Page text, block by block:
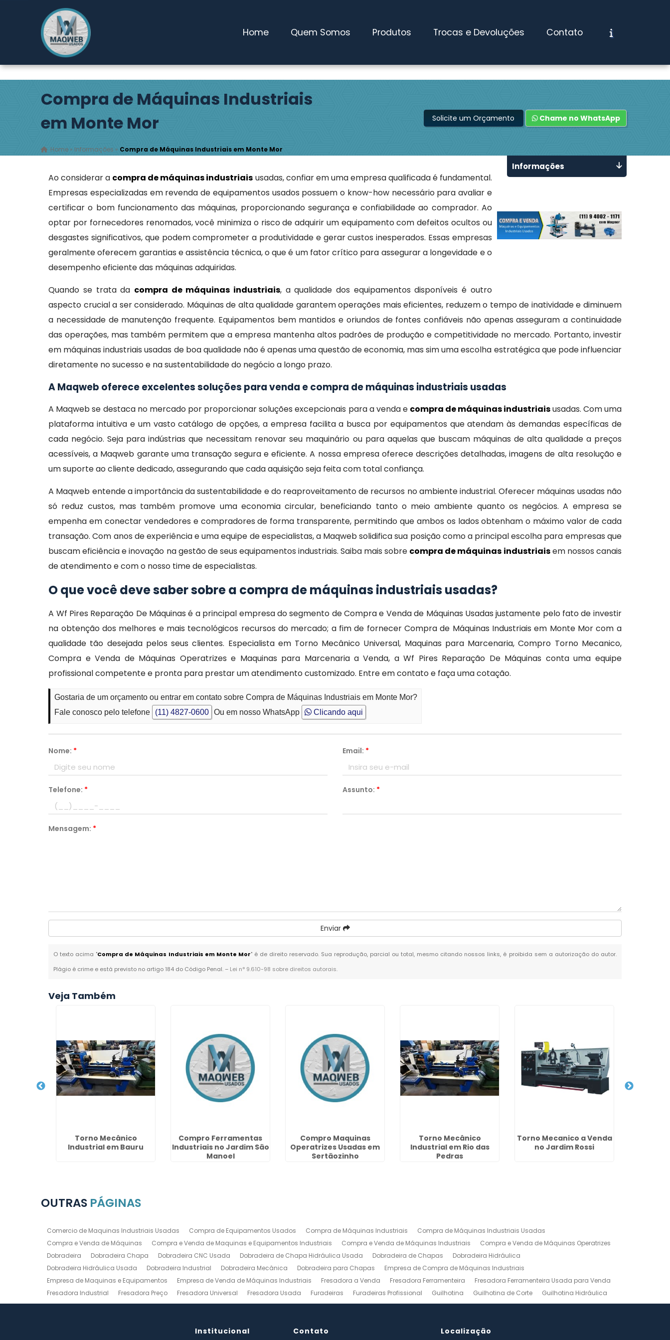
Rodovia Índio Tibiriçá, 2149 - Pouso Alegre - Ribeirão Pires / SP
Compra de Máquinas Industriais
em Monte Mor
Home » Informações » Compra de Máquinas Industriais em Monte Mor
Solicite um Orçamento Chame no WhatsApp
Ao considerar a compra de máquinas industriais usadas, confiar em uma empresa qualificada é fundamental.
Empresas especializadas em revenda de equipamentos usados possuem o know-how necessário para avaliar e
certificar o bom funcionamento das máquinas, proporcionando segurança e confiabilidade ao comprador. Ao
optar por fornecedores renomados, você minimiza o risco de adquirir um equipamento com defeitos ocultos ou
desgastes significativos, que podem comprometer a produtividade e gerar custos inesperados. Essas empresas
geralmente oferecem garantias e assistência técnica, o que é um fator crítico para assegurar a longevidade e o
desempenho eficiente das máquinas adquiridas.
Quando se trata da compra de máquinas industriais, a qualidade dos equipamentos disponíveis é outro
aspecto crucial a ser considerado. Máquinas de alta qualidade garantem operações mais eficientes, reduzem o tempo de inatividade e diminuem
a necessidade de manutenção frequente. Equipamentos bem mantidos e oriundos de fontes confiáveis não apenas asseguram a continuidade
das operações, mas também permitem que a empresa mantenha altos padrões de produção e competitividade no mercado. Portanto, investir
em máquinas industriais usadas de boa qualidade não é apenas uma questão de economia, mas sim uma escolha estratégica que pode influenciar
diretamente no sucesso e na sustentabilidade do negócio a longo prazo.
A Maqweb oferece excelentes soluções para venda e compra de máquinas industriais usadas
A Maqweb se destaca no mercado por proporcionar soluções excepcionais para a venda e compra de máquinas industriaisusadas. Com uma
plataforma intuitiva e um vasto catálogo de opções, a empresa facilita a busca por equipamentos que atendam às demandas específicas de
cada negócio. Seja para indústrias que necessitam renovar seu maquinário ou para aquelas que buscam máquinas de alta qualidade a preços
acessíveis, a Maqweb garante uma transação segura e eficiente. A nossa empresa oferece descrições detalhadas, imagens de alta resolução e
um suporte ao cliente dedicado, assegurando que cada aquisição seja feita com total confiança.
A Maqweb entende a importância da sustentabilidade e do reaproveitamento de recursos no ambiente industrial. Oferecer máquinas usadas não
só reduz custos, mas também promove uma economia circular, beneficiando tanto o meio ambiente quanto os negócios. A empresa se
empenha em conectar vendedores e compradores de forma transparente, permitindo que ambos os lados obtenham o máximo valor de cada
transação. Com anos de experiência e uma equipe de especialistas, a Maqweb solidifica sua posição como a principal escolha para empresas que
buscam eficiência e inovação na gestão de seus equipamentos industriais. Saiba mais sobre compra de máquinas industriaisem nossos canais
de atendimento e com o nosso time de especialistas.
O que você deve saber sobre a compra de máquinas industriais usadas?
A Wf Pires Reparação De Máquinas é a principal empresa do segmento de Compra e Venda de Máquinas Usadas justamente pelo fato de investir
na obtenção dos melhores e mais tecnológicos recursos do mercado; a fim de fornecer Compra de Máquinas Industriais em Monte Mor com a
qualidade tão desejada pelos seus clientes. Especialista em Torno Mecânico Universal, Maquinas para Marcenaria, Compro Torno Mecanico,
Compra e Venda de Máquinas Operatrizes e Maquinas para Marcenaria a Venda, a Wf Pires Reparação De Máquinas conta uma equipe
profissional competente e pronta para prestar um atendimento customizado. Entre em contato e faça uma cotação.
Gostaria de um orçamento ou entrar em contato sobre Compra de Máquinas Industriais em Monte Mor?
Fale conosco pelo telefone
(11) 4827-0600 Ou em nosso WhatsApp Clicando aqui
Nome: * Email: *
Telefone: * Assunto: *
Mensagem: *
Enviar
O texto acima "Compra de Máquinas Industriais em Monte Mor" é de direito reservado. Sua reprodução, parcial ou total, mesmo citando nossos links, é proibida sem a autorização do autor.
Plágio é crime e está previsto no artigo 184 do Código Penal. – Lei n° 9.610-98 sobre direitos autorais.
Informações
Veja Também
Torno Mecânico
Industrial em Bauru
Compro Ferramentas
Industriais no Jardim São
Manoel
Compro Maquinas
Operatrizes Usadas em
Sertãozinho
Torno Mecânico
Industrial em Rio das
Pedras
Torno Mecanico a Venda
no Jardim Rossi
OUTRAS PÁGINAS
Comercio de Maquinas Industriais Usadas Compra de Equipamentos Usados Compra de Máquinas Industriais
Compra de Máquinas Industriais Usadas
Compra e Venda de Máquinas
Compra e Venda de Maquinas e Equipamentos Industriais Compra e Venda de Máquinas Industriais
Compra e Venda de Máquinas Operatrizes
Dobradeira
Dobradeira Chapa Dobradeira CNC Usada Dobradeira de Chapa Hidráulica Usada Dobradeira de Chapas
Dobradeira Hidráulica
Dobradeira Hidráulica Usada
Dobradeira Industrial Dobradeira Mecânica Dobradeira para Chapas
Empresa de Compra de Máquinas Industriais
Empresa de Maquinas e Equipamentos
Empresa de Venda de Máquinas Industriais Fresadora a Venda Fresadora Ferramenteira
Fresadora Ferramenteira Usada para Venda
Fresadora Industrial
Fresadora Preço Fresadora Universal Fresadora Usada Furadeiras Furadeiras Profissional Guilhotina Guilhotina de Corte
Guilhotina Hidráulica
Guilhotina Industrial
Guilhotina Industrial para Chapas de Aço Maquinas para Marcenaria Maquinas para Marcenaria a Venda
Maquinas para Marceneiro
Torno Mecânico Usado Barato Venda de Máquinas Industriais Venda de Máquinas Industriais Usadas
Ferramentas Industriais Compra e Venda
Institucional Contato Localização